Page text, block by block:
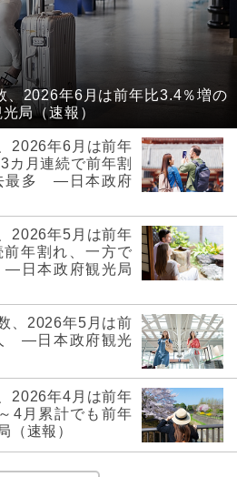
、2026年6月は前年比3.4％増の
局（速報）
2026年6月は前年
カ月連続で前年割
最多 ―日本政府
2026年5月は前年
年割れ、一方で
日本政府観光局
、2026年5月は前
―日本政府観光
2026年4月は前年
4月累計でも前年
速報）